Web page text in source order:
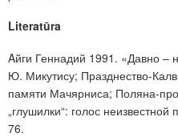
Literatūra
Aйги Геннадий 1991. «Давно –
Ю. Микутису; Празднество-
памяти Мачярниса; Поляна-
„глушилки“: голос неизвестной
76.